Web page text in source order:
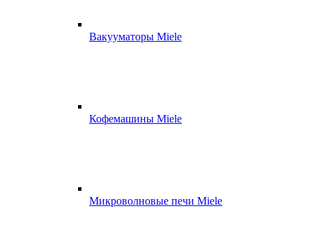
Вакууматоры Miele
Кофемашины Miele
Микроволновые печи Miele